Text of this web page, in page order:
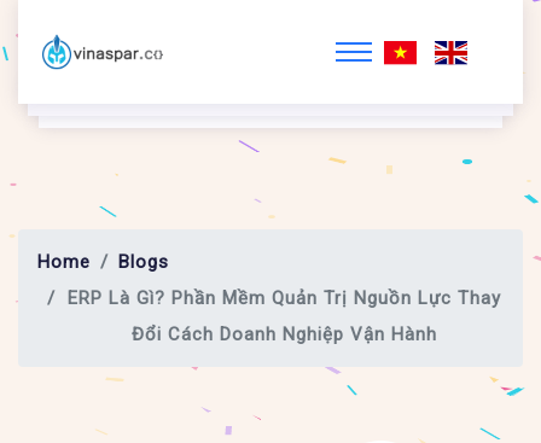
Home
Blogs
ERP Là Gì? Phần Mềm Quản Trị Nguồn Lực Thay
Đổi Cách Doanh Nghiệp Vận Hành